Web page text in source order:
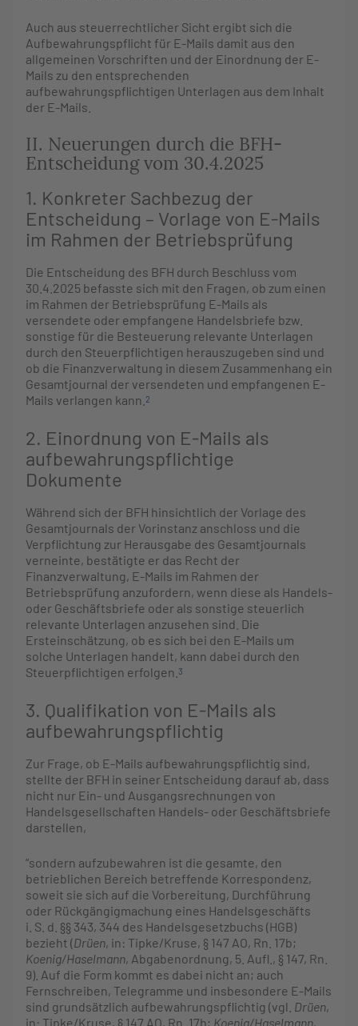
Auch aus steuerrechtlicher Sicht ergibt sich die
Aufbewahrungspflicht für E-Mails damit aus den
allgemeinen Vorschriften und der Einordnung der E-
Mails zu den entsprechenden
aufbewahrungspflichtigen Unterlagen aus dem Inhalt
der E-Mails.
II. Neuerungen durch die BFH-
Entscheidung vom 30.4.2025
1. Konkreter Sachbezug der
Entscheidung – Vorlage von E-Mails
im Rahmen der Betriebsprüfung
Die Entscheidung des BFH durch Beschluss vom
30.4.2025 befasste sich mit den Fragen, ob zum einen
im Rahmen der Betriebsprüfung E-Mails als
versendete oder empfangene Handelsbriefe bzw.
sonstige für die Besteuerung relevante Unterlagen
durch den Steuerpflichtigen herauszugeben sind und
ob die Finanzverwaltung in diesem Zusammenhang ein
Gesamtjournal der versendeten und empfangenen E-
Mails verlangen kann. 2
2. Einordnung von E-Mails als
aufbewahrungspflichtige
Dokumente
Während sich der BFH hinsichtlich der Vorlage des
Gesamtjournals der Vorinstanz anschloss und die
Verpflichtung zur Herausgabe des Gesamtjournals
verneinte, bestätigte er das Recht der
Finanzverwaltung, E-Mails im Rahmen der
Betriebsprüfung anzufordern, wenn diese als Handels-
oder Geschäftsbriefe oder als sonstige steuerlich
relevante Unterlagen anzusehen sind. Die
Ersteinschätzung, ob es sich bei den E-Mails um
solche Unterlagen handelt, kann dabei durch den
Steuerpflichtigen erfolgen. 3
3. Qualifikation von E-Mails als
aufbewahrungspflichtig
Zur Frage, ob E-Mails aufbewahrungspflichtig sind,
stellte der BFH in seiner Entscheidung darauf ab, dass
nicht nur Ein- und Ausgangsrechnungen von
Handelsgesellschaften Handels- oder Geschäftsbriefe
darstellen,
“sondern aufzubewahren ist die gesamte, den
betrieblichen Bereich betreffende Korrespondenz,
soweit sie sich auf die Vorbereitung, Durchführung
oder Rückgängigmachung eines Handelsgeschäfts
i. S. d. §§ 343, 344 des Handelsgesetzbuchs (HGB)
bezieht (Drüen, in: Tipke/Kruse, § 147 AO, Rn. 17b;
Koenig/Haselmann, Abgabenordnung, 5. Aufl., § 147, Rn.
9). Auf die Form kommt es dabei nicht an; auch
Fernschreiben, Telegramme und insbesondere E-Mails
sind grundsätzlich aufbewahrungspflichtig (vgl. Drüen,
in: Tipke/Kruse, § 147 AO, Rn. 17b; Koenig/Haselmann,